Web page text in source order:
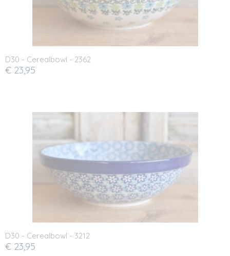
D30 - Cerealbowl - 2362
€ 23,95
D30 - Cerealbowl - 3212
€ 23,95